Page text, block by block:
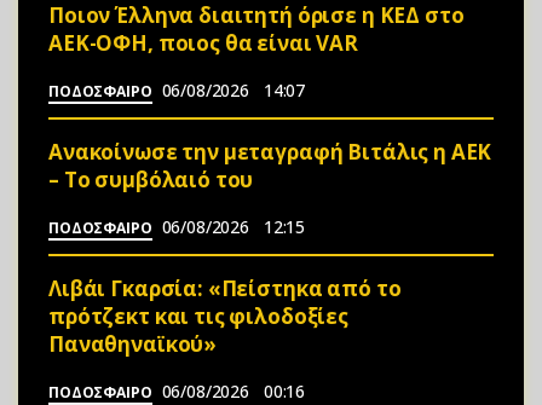
Ποιον Έλληνα διαιτητή όρισε η ΚΕΔ στο
ΑΕΚ-ΟΦΗ, ποιος θα είναι VAR
ΠΟΔΟΣΦΑΙΡΟ 06/08/2026 14:07
Ανακοίνωσε την μεταγραφή Βιτάλις η ΑΕΚ
– Το συμβόλαιό του
ΠΟΔΟΣΦΑΙΡΟ 06/08/2026 12:15
Λιβάι Γκαρσία: «Πείστηκα από το
πρότζεκτ και τις φιλοδοξίες
Παναθηναϊκού»
ΠΟΔΟΣΦΑΙΡΟ 06/08/2026 00:16